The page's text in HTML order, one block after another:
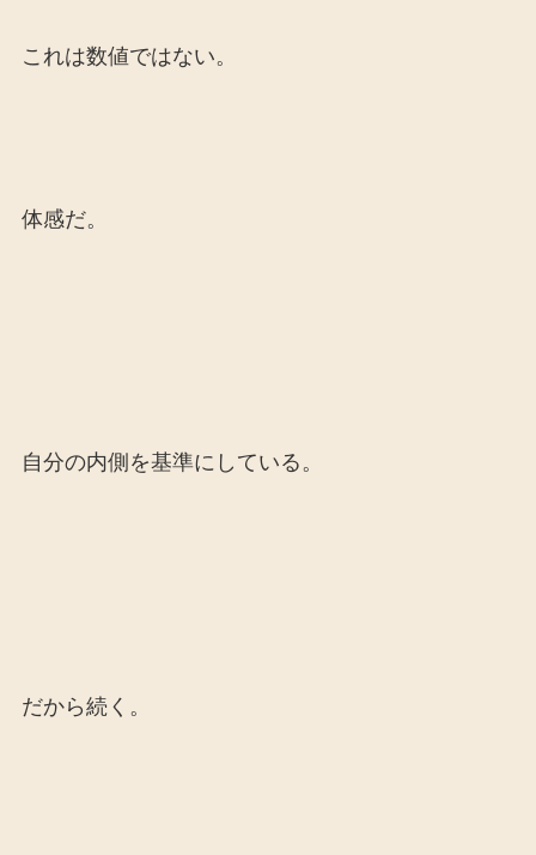
これは数値ではない。
体感だ。
自分の内側を基準にしている。
だから続く。